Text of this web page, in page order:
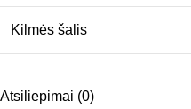
Kilmės šalis
Atsiliepimai (0)